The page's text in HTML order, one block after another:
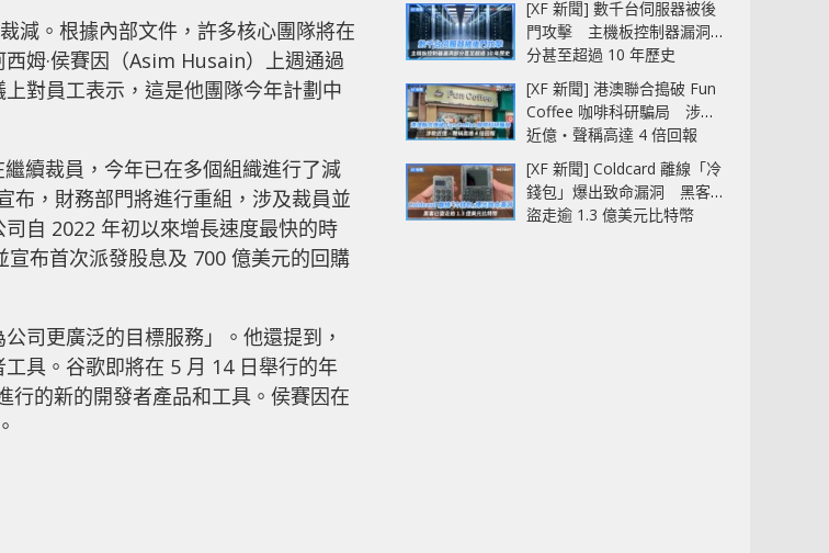
減。根據內部文件，許多核心團隊將在
姆·侯賽因（Asim Husain）上週通過
對員工表示，這是他團隊今年計劃中
續裁員，今年已在多個組織進行了減
布，財務部門將進行重組，涉及裁員並
自 2022 年初以來增長速度最快的時
布首次派發股息及 700 億美元的回購
司更廣泛的目標服務」。他還提到，
具。谷歌即將在 5 月 14 日舉行的年
的新的開發者產品和工具。侯賽因在
[XF 新聞] 數千台伺服器被後
門攻擊 主機板控制器漏洞部
分甚至超過 10 年歷史
[XF 新聞] 港澳聯合搗破 Fun
Coffee 咖啡科研騙局 涉款
近億‧聲稱高達 4 倍回報
[XF 新聞] Coldcard 離線「冷
錢包」爆出致命漏洞 黑客已
盜走逾 1.3 億美元比特幣